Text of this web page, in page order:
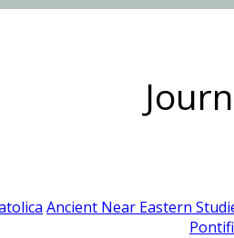
Ancient Near Eastern